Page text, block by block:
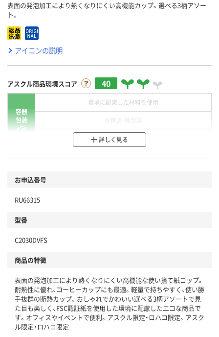
表面の発泡加工により熱くなりにくい高機能カップ。選べる3柄アソー
ト。
アイコンの説明
アスクル商品環境スコア 40
容器
包装
環境に配慮した材料を使用
分別・リサイクルしやすい設計
本体
仕組
この商品の環境配慮ポイントです。下記商品詳細「
アスクル商品環境スコア詳細／加点項目
」で確認できます。
詳しく見る
お申込番号
RU66315
型番
C2030DVFS
商品の特徴
表面の発泡加工により熱くなりにくい高機能な使い捨て紙コップ。
耐熱性に優れ、コーヒーカップにも最適。軽量で持ちやすく、使い勝
手抜群の断熱カップ。おしゃれでかわいい選べる3柄アソートで見
た目も楽しく、FSC認証紙を使用した環境に配慮したエコな商品で
す。オフィスやイベントで便利。アスクル限定・ロハコ限定。アスク
ル限定・ロハコ限定